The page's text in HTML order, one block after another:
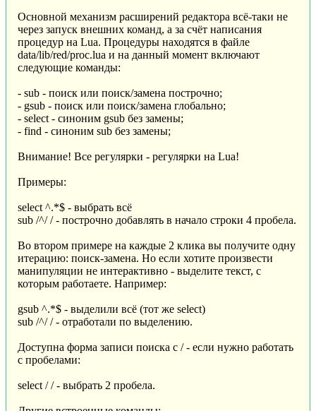
Основной механизм расширений редактора всё-таки не
через запуск внешних команд, а за счёт написания
процедур на Lua. Процедуры находятся в файле
data/lib/red/proc.lua и на данный момент включают
следующие команды:
- sub - поиск или поиск/замена построчно;
- gsub - поиск или поиск/замена глобально;
- select - синоним gsub без замены;
- find - синоним sub без замены;
Внимание! Все регулярки - регулярки на Lua!
Примеры:
select ^.*$ - выбрать всё
sub /^/ / - построчно добавлять в начало строки 4 пробела.
Во втором примере на каждые 2 клика вы получите одну
итерацию: поиск-замена. Но если хотите произвести
манипуляции не интерактивно - выделите текст, с
которым работаете. Например:
gsub ^.*$ - выделили всё (тот же select)
sub /^/ / - отработали по выделению.
Доступна форма записи поиска с / - если нужно работать
с пробелами:
select / / - выбрать 2 пробела.